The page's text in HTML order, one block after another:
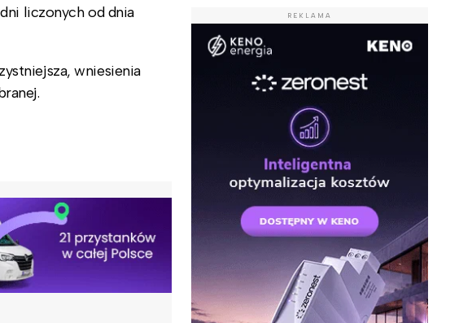
liczonych od dnia
wniesienia
REKLAMA